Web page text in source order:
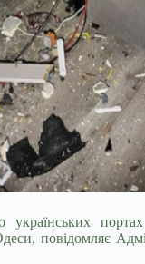
повідомляє